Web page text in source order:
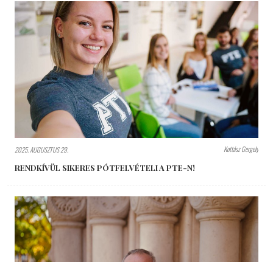
2025. AUGUSZTUS 29. Kottász Gergely
RENDKÍVÜL SIKERES PÓTFELVÉTELI A PTE-N!